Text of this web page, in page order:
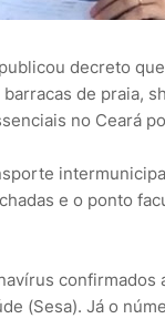
decreto
de praia,
no Ceará
e o ponto
(Sesa). Já o